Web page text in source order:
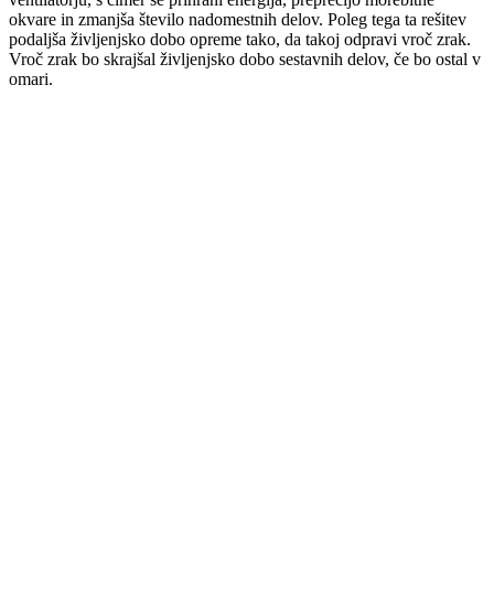
okvare in zmanjša število nadomestnih delov. Poleg tega ta rešitev
podaljša življenjsko dobo opreme tako, da takoj odpravi vroč zrak.
Vroč zrak bo skrajšal življenjsko dobo sestavnih delov, če bo ostal v
omari.